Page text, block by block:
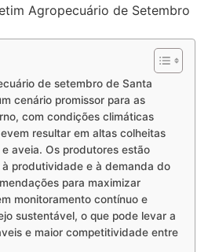
de setembro de Santa
cenário promissor para as
com condições climáticas
resultar em altas colheitas
aveia. Os produtores estão
produtividade e à demanda do
para maximizar
monitoramento contínuo e
sustentável, o que pode levar a
e maior competitividade entre